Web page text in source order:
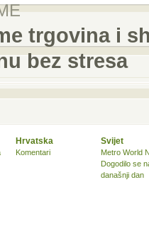
trgovina i
bez stresa
Hrvatska
Komentari
Svijet
Metro World
Dogodilo se
današnji dan